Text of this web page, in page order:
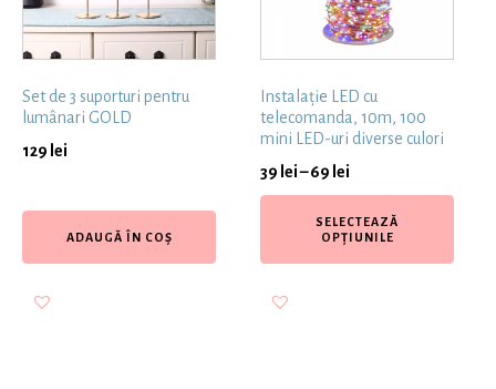
Set de 3 suporturi pentru
lumânari GOLD
129 lei
ADAUGĂ ÎN COȘ
Instalație LED cu
telecomanda, 10m, 100
mini LED-uri diverse culori
39 lei–69 lei
SELECTEAZĂ
OPȚIUNILE